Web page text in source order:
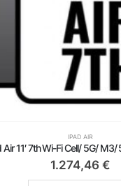
IPAD AIR
11′ 7th Wi-Fi Cell/ 5G/ M3/
1.274,46€